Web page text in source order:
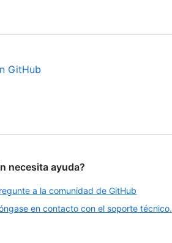
GitHub
necesita ayuda?
a la comunidad de GitHub
en contacto con el soporte técnico.